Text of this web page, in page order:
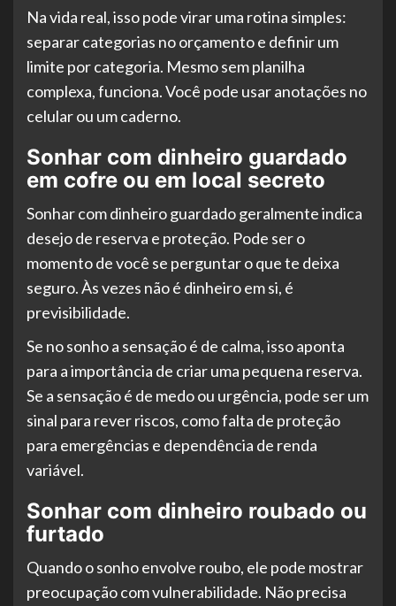
Na vida real, isso pode virar uma rotina simples:
separar categorias no orçamento e definir um
limite por categoria. Mesmo sem planilha
complexa, funciona. Você pode usar anotações no
celular ou um caderno.
Sonhar com dinheiro guardado
em cofre ou em local secreto
Sonhar com dinheiro guardado geralmente indica
desejo de reserva e proteção. Pode ser o
momento de você se perguntar o que te deixa
seguro. Às vezes não é dinheiro em si, é
previsibilidade.
Se no sonho a sensação é de calma, isso aponta
para a importância de criar uma pequena reserva.
Se a sensação é de medo ou urgência, pode ser um
sinal para rever riscos, como falta de proteção
para emergências e dependência de renda
variável.
Sonhar com dinheiro roubado ou
furtado
Quando o sonho envolve roubo, ele pode mostrar
preocupação com vulnerabilidade. Não precisa